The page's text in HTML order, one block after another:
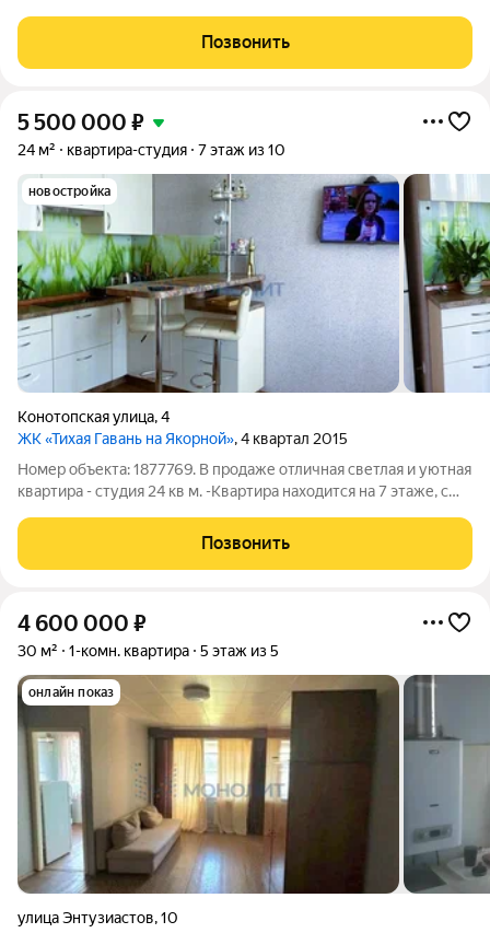
сторону. Квартира с балконом и раздельным санузлом.
Установлена современная входная
Позвонить
5 500 000 ₽
24 м² квартира-студия 7 этаж из 10
новостройка
Конотопская улица,4
ЖК «Тихая Гавань на Якорной», 4 квартал 2015
Номер объекта: 1877769. В продаже отличная светлая и уютная
квартира - студия 24 кв м. -Квартира находится на 7 этаже, с
необходимой мебелью и техникой, которая останется новому
владельцу. Реальному
Позвонить
4 600 000 ₽
30 м² 1-комн. квартира 5 этаж из 5
онлайн показ
улица Энтузиастов,10